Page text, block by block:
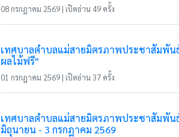
08 กรกฎาคม 2569 | เปิดอ่าน 49 ครั้ง
เทศบาลตำบลแม่สายมิตรภาพประชาสัมพัน
ผลไม้ฟรี"
01 กรกฎาคม 2569 | เปิดอ่าน 37 ครั้ง
เทศบาลตำบลแม่สายมิตรภาพประชาสัมพัน
มิถุนายน - 3 กรกฎาคม 2569